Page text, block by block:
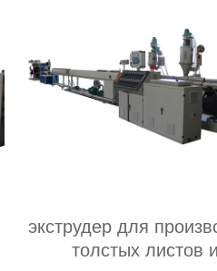
экструдер для производства
толстых листов